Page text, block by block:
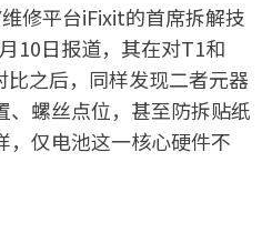
修平台iFixit的首席拆解技
10日报道，其在对T1和
比之后，同样发现二者元器
、螺丝点位，甚至防拆贴纸
，仅电池这一核心硬件不